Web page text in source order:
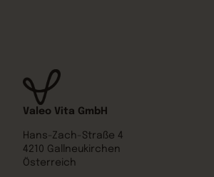
Valeo Vita GmbH
Hans-Zach-Straße 4
4210 Gallneukirchen
Österreich